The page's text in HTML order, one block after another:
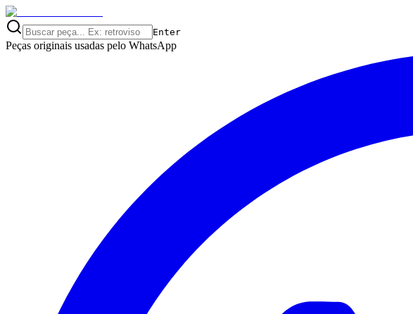
Enter
Peças originais usadas pelo WhatsApp